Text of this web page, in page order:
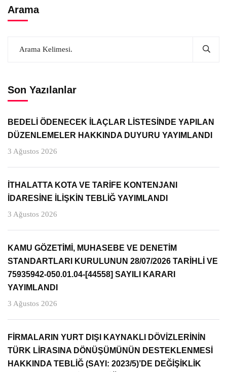
Arama
Son Yazılanlar
BEDELİ ÖDENECEK İLAÇLAR LİSTESİNDE YAPILAN
DÜZENLEMELER HAKKINDA DUYURU YAYIMLANDI
3 Ağustos 2026
İTHALATTA KOTA VE TARİFE KONTENJANI
İDARESİNE İLİŞKİN TEBLİĞ YAYIMLANDI
3 Ağustos 2026
KAMU GÖZETİMİ, MUHASEBE VE DENETİM
STANDARTLARI KURULUNUN 28/07/2026 TARİHLİ VE
75935942-050.01.04-[44558] SAYILI KARARI
YAYIMLANDI
3 Ağustos 2026
FİRMALARIN YURT DIŞI KAYNAKLI DÖVİZLERİNİN
TÜRK LİRASINA DÖNÜŞÜMÜNÜN DESTEKLENMESİ
HAKKINDA TEBLİĞ (SAYI: 2023/5)’DE DEĞİŞİKLİK